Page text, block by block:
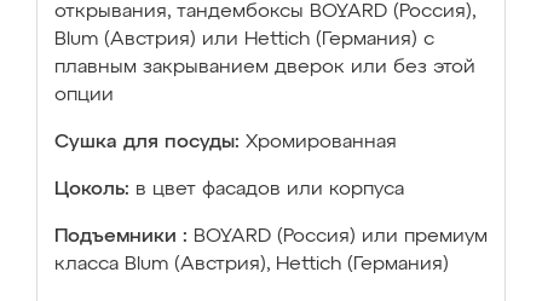
открывания, тандембоксы BOYARD (Россия),
Blum (Австрия) или Hettich (Германия) с
плавным закрыванием дверок или без этой
опции
Сушка для посуды: Хромированная
Цоколь: в цвет фасадов или корпуса
Подъемники : BOYARD (Россия) или премиум
класса Blum (Австрия), Hettich (Германия)